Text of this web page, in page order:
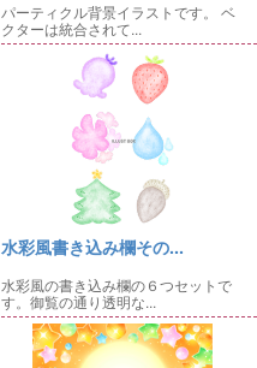
パーティクル背景イラストです。 ベ
クターは統合されて...
水彩風書き込み欄その...
水彩風の書き込み欄の６つセットで
す。御覧の通り透明な...